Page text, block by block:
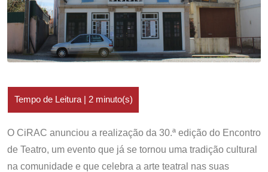
O CiRAC anunciou a realização da 30.ª edição do Encontro
de Teatro, um evento que já se tornou uma tradição cultural
na comunidade e que celebra a arte teatral nas suas